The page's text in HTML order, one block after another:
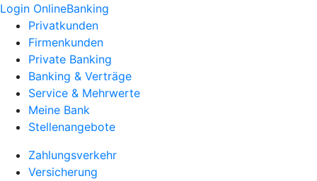
Login OnlineBanking
Privatkunden
Firmenkunden
Private Banking
Banking & Verträge
Service & Mehrwerte
Meine Bank
Stellenangebote
Zahlungsverkehr
Versicherung